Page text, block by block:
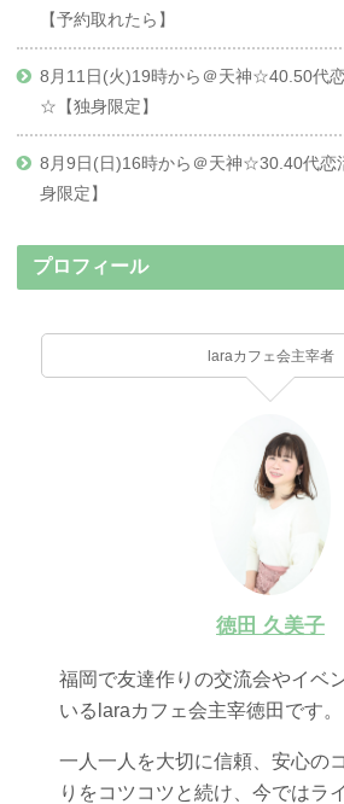
【予約取れたら】
8月11日(火)19時から＠天神☆40.50代
☆【独身限定】
8月9日(日)16時から＠天神☆30.40代恋
身限定】
プロフィール
laraカフェ会主宰者
徳田 久美子
福岡で友達作りの交流会やイベ
いるlaraカフェ会主宰徳田です。
一人一人を大切に信頼、安心の
りをコツコツと続け、今ではラ